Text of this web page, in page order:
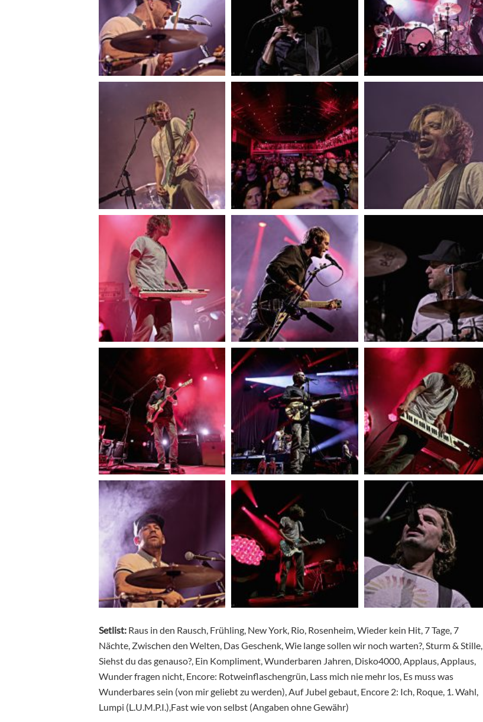
Setlist: Raus in den Rausch, Frühling, New York, Rio, Rosenheim, Wieder kein Hit, 7 Tage, 7
Nächte, Zwischen den Welten, Das Geschenk, Wie lange sollen wir noch warten?, Sturm & Stille,
Siehst du das genauso?, Ein Kompliment, Wunderbaren Jahren, Disko4000, Applaus, Applaus,
Wunder fragen nicht, Encore: Rotweinflaschengrün, Lass mich nie mehr los, Es muss was
Wunderbares sein (von mir geliebt zu werden), Auf Jubel gebaut, Encore 2: Ich, Roque, 1. Wahl,
Lumpi (L.U.M.P.I.),Fast wie von selbst (Angaben ohne Gewähr)